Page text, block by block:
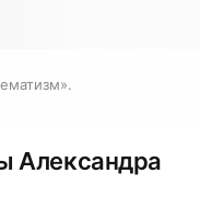
Александра